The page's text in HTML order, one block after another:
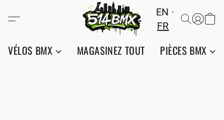
EN
FR
VÉLOS BMX MAGASINEZ TOUT PIÈCES BMX